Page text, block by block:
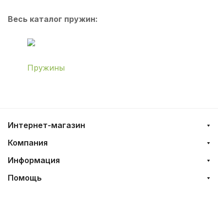
Весь каталог пружин:
Пружины
Интернет-магазин
Компания
Информация
Помощь